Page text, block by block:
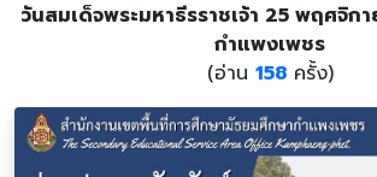
วันสมเด็จพระมหาธีรราชเจ้า 25 พฤศจิก
กำแพงเพชร
(อ่าน 158ครั้ง)